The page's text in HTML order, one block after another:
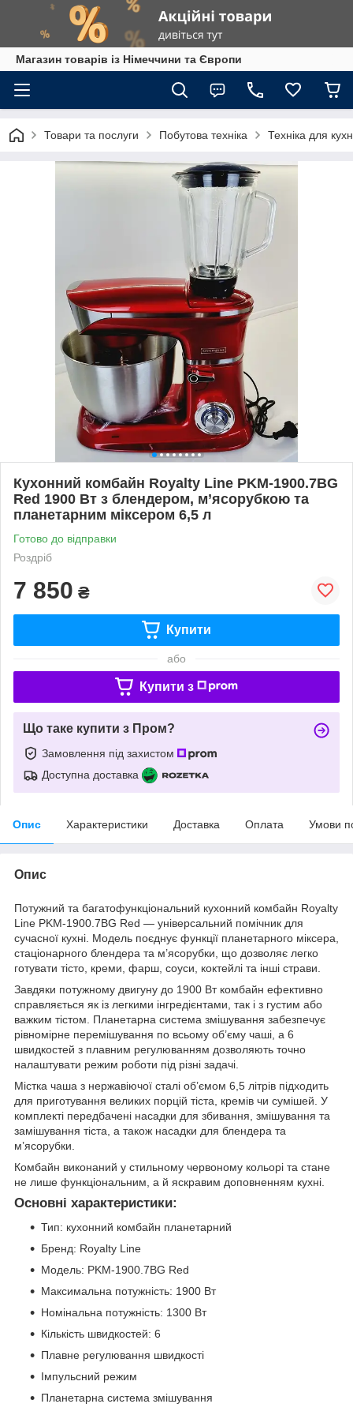
Магазин товарів із Німеччини та Європи
Товари та послуги Побутова техніка Техніка для
Кухонний комбайн Royalty Line PKM-1900.7BG
Red 1900 Вт з блендером, м’ясорубкою та
планетарним міксером 6,5 л
Готово до відправки
Роздріб
7 850 ₴
Купити
або
Купити з
Що таке купити з Пром?
Замовлення під захистом
Доступна доставка
Опис Характеристики Доставка Оплата Умови
Опис
Потужний та багатофункціональний кухонний комбайн Royalty
Line PKM-1900.7BG Red — універсальний помічник для
сучасної кухні. Модель поєднує функції планетарного міксера,
стаціонарного блендера та м’ясорубки, що дозволяє легко
готувати тісто, креми, фарш, соуси, коктейлі та інші страви.
Завдяки потужному двигуну до 1900 Вт комбайн ефективно
справляється як із легкими інгредієнтами, так і з густим або
важким тістом. Планетарна система змішування забезпечує
рівномірне перемішування по всьому об’єму чаші, а 6
швидкостей з плавним регулюванням дозволяють точно
налаштувати режим роботи під різні задачі.
Містка чаша з нержавіючої сталі об’ємом 6,5 літрів підходить
для приготування великих порцій тіста, кремів чи сумішей. У
комплекті передбачені насадки для збивання, змішування та
замішування тіста, а також насадки для блендера та
м’ясорубки.
Комбайн виконаний у стильному червоному кольорі та стане
не лише функціональним, а й яскравим доповненням кухні.
Основні характеристики:
Тип: кухонний комбайн планетарний
Бренд: Royalty Line
Модель: PKM-1900.7BG Red
Максимальна потужність: 1900 Вт
Номінальна потужність: 1300 Вт
Кількість швидкостей: 6
Плавне регулювання швидкості
Імпульсний режим
Планетарна система змішування